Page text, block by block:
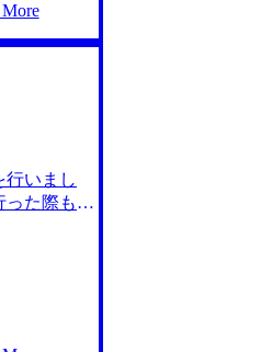
コンサル
について
中長期的
内定を取
とです。
整に苦労
ファーム
選考では
行いまし
った際も、